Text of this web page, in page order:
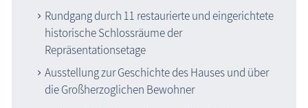
Rundgang durch 11 restaurierte und eingerichtete
historische Schlossräume der
Repräsentationsetage
Ausstellung zur Geschichte des Hauses und über
die Großherzoglichen Bewohner